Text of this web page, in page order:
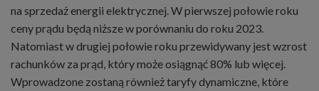
na sprzedaż energii elektrycznej. W pierwszej połowie roku
ceny prądu będą niższe w porównaniu do roku 2023.
Natomiast w drugiej połowie roku przewidywany jest wzrost
rachunków za prąd, który może osiągnąć 80% lub więcej.
Wprowadzone zostaną również taryfy dynamiczne, które